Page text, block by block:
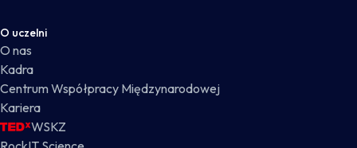
O uczelni
O nas
Kadra
Centrum Współpracy Międzynarodowej
Kariera
WSKZ